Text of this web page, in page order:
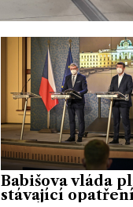
Babišova vláda
stávající